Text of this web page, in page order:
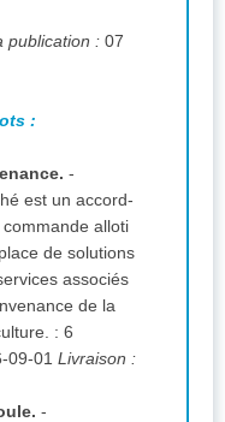
publication : 07
:
-
est un accord-
alloti
de solutions
associés
de la
: 6
09-01 Livraison :
-